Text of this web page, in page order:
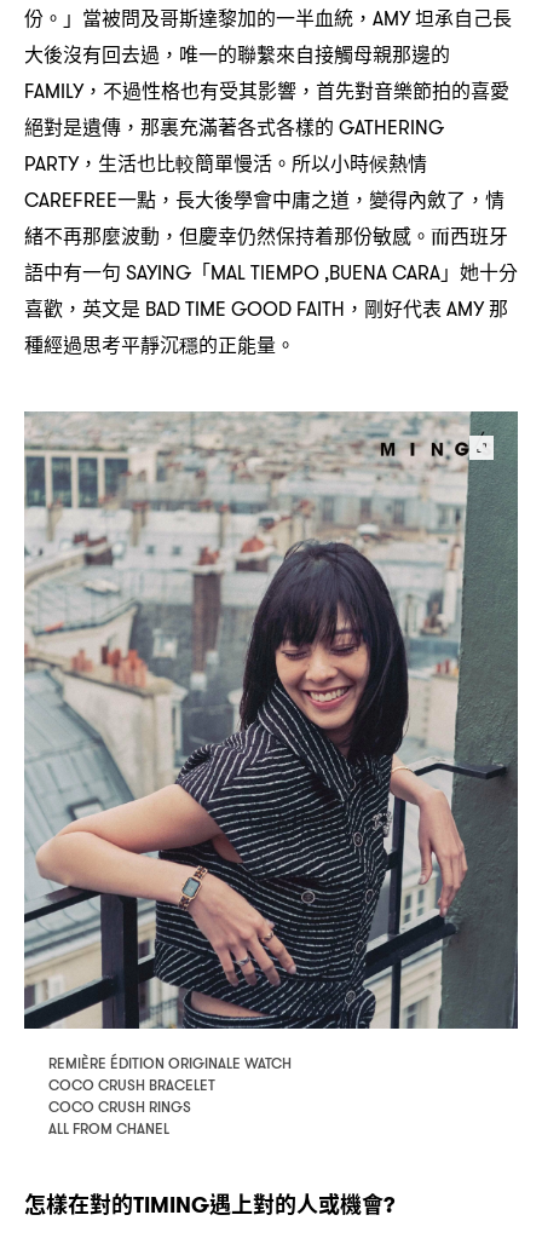
份。」當被問及哥斯達黎加的一半血統 ，AMY坦承自己長
大後沒有回去過 ， 唯一的聯繫來自接觸母親那邊的
FAMILY， 不過性格也有受其影響 ， 首先對音樂節拍的喜愛
絕對是遺傳 ， 那裏充滿著各式各樣的 GATHERING
PARTY， 生活也比較簡單慢活。所以小時候熱情
CAREFREE一點 ， 長大後學會中庸之道 ， 變得內斂了 ， 情
緒不再那麼波動 ， 但慶幸仍然保持着那份敏感。而西班牙
語中有一句 SAYING 「MAL TIEMPO ,BUENA CARA」她十分
喜歡 ， 英文是 BAD TIME GOOD FAITH， 剛好代表 AMY那
種經過思考平靜沉穩的正能量。
REMIÈRE ÉDITION ORIGINALE WATCH
COCO CRUSH BRACELET
COCO CRUSH RINGS
ALL FROM CHANEL
怎樣在對的TIMING遇上對的人或機會?